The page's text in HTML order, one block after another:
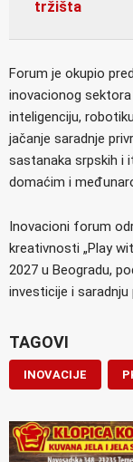
tržišta
Forum je okupio
inovacionog
inteligenciju,
jačanje saradnje
sastanaka srpskih i
domaćim i
Inovacioni forum
kreativnosti „Play
2027 u Beogradu,
investicije i saradnju
TAGOVI
INOVACIJE